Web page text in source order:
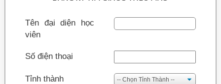
Tên đại diện học
viên
Số điện thoại
Tỉnh thành